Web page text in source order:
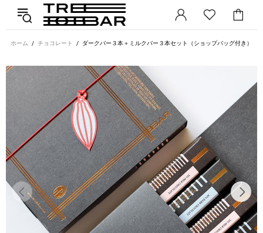
ホーム チョコレート ダークバー３本＋ミルクバー３本セット（ショップバッグ付き）